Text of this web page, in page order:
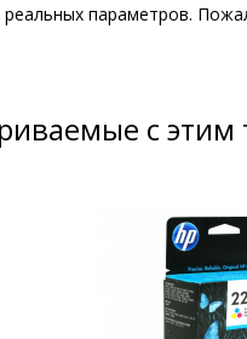
параметров.
с этим